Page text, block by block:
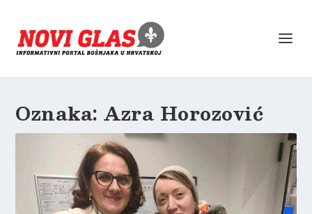
Oznaka:Azra Horozović